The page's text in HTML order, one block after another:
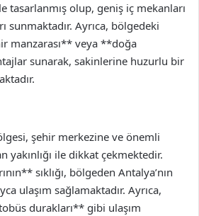
olup, geniş iç mekanları
sunmaktadır. Ayrıca, bölgedeki
manzarası** veya **doğa
sunarak, sakinlerine huzurlu bir
şehir merkezine ve önemli
yakınlığı ile dikkat çekmektedir.
sıklığı, bölgeden Antalya’nın
ulaşım sağlamaktadır. Ayrıca,
durakları** gibi ulaşım